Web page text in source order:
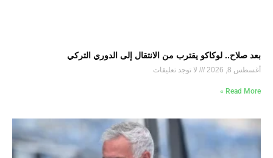
بعد صلاح.. لوكاكو يقترب من الانتقال إلى الدوري التركي
أغسطس 8, 2026 لا توجد تعليقات
Read More »